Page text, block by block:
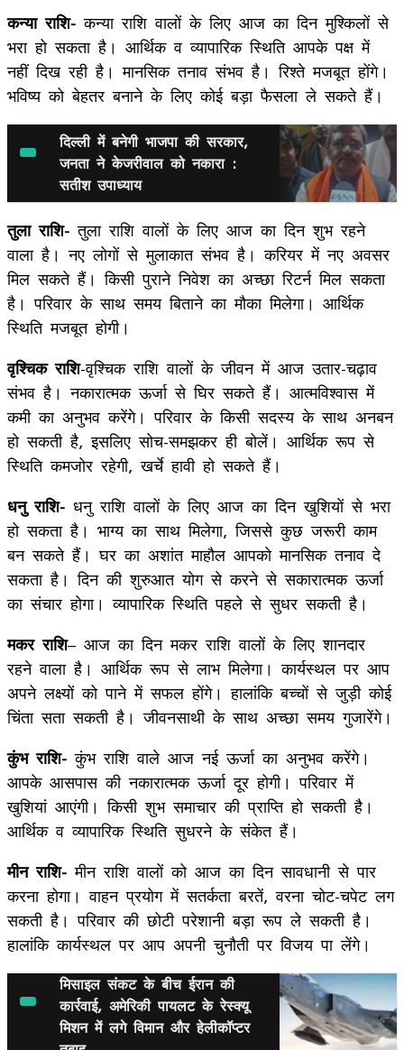
कन्या राशि- कन्या राशि वालों के लिए आज का दिन मुश्किलों से
भरा हो सकता है। आर्थिक व व्यापारिक स्थिति आपके पक्ष में
नहीं दिख रही है। मानसिक तनाव संभव है। रिश्ते मजबूत होंगे।
भविष्य को बेहतर बनाने के लिए कोई बड़ा फैसला ले सकते हैं।
दिल्ली में बनेगी भाजपा की सरकार,
जनता ने केजरीवाल को नकारा :
सतीश उपाध्याय
तुला राशि-तुला राशि वालों के लिए आज का दिन शुभ रहने
वाला है। नए लोगों से मुलाकात संभव है। करियर में नए अवसर
मिल सकते हैं। किसी पुराने निवेश का अच्छा रिटर्न मिल सकता
है। परिवार के साथ समय बिताने का मौका मिलेगा। आर्थिक
स्थिति मजबूत होगी।
वृश्चिक राशि-वृश्चिक राशि वालों के जीवन में आज उतार-चढ़ाव
संभव है। नकारात्मक ऊर्जा से घिर सकते हैं। आत्मविश्वास में
कमी का अनुभव करेंगे। परिवार के किसी सदस्य के साथ अनबन
हो सकती है, इसलिए सोच-समझकर ही बोलें। आर्थिक रूप से
स्थिति कमजोर रहेगी, खर्चे हावी हो सकते हैं।
धनु राशि- धनु राशि वालों के लिए आज का दिन खुशियों से भरा
हो सकता है। भाग्य का साथ मिलेगा, जिससे कुछ जरूरी काम
बन सकते हैं। घर का अशांत माहौल आपको मानसिक तनाव दे
सकता है। दिन की शुरुआत योग से करने से सकारात्मक ऊर्जा
का संचार होगा। व्यापारिक स्थिति पहले से सुधर सकती है।
मकर राशि– आज का दिन मकर राशि वालों के लिए शानदार
रहने वाला है। आर्थिक रूप से लाभ मिलेगा। कार्यस्थल पर आप
अपने लक्ष्यों को पाने में सफल होंगे। हालांकि बच्चों से जुड़ी कोई
चिंता सता सकती है। जीवनसाथी के साथ अच्छा समय गुजारेंगे।
कुंभ राशि-कुंभ राशि वाले आज नई ऊर्जा का अनुभव करेंगे।
आपके आसपास की नकारात्मक ऊर्जा दूर होगी। परिवार में
खुशियां आएंगी। किसी शुभ समाचार की प्राप्ति हो सकती है।
आर्थिक व व्यापारिक स्थिति सुधरने के संकेत हैं।
मीन राशि- मीन राशि वालों को आज का दिन सावधानी से पार
करना होगा। वाहन प्रयोग में सतर्कता बरतें, वरना चोट-चपेट लग
सकती है। परिवार की छोटी परेशानी बड़ा रूप ले सकती है।
हालांकि कार्यस्थल पर आप अपनी चुनौती पर विजय पा लेंगे।
मिसाइल संकट के बीच ईरान की
कार्रवाई, अमेरिकी पायलट के रेस्क्यू
मिशन में लगे विमान और हेलीकॉप्टर